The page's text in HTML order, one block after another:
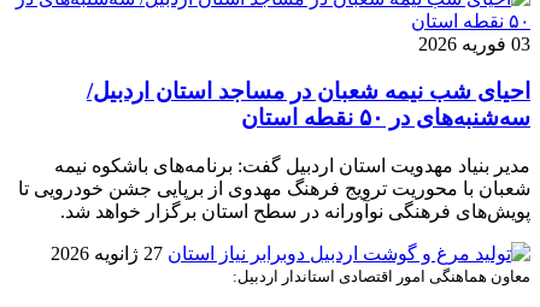
03 فوریه 2026
احیای شب نیمه شعبان در مساجد استان اردبیل/
سه‌شنبه‌های در ۵۰ نقطه استان
مدیر بنیاد مهدویت استان اردبیل گفت: برنامه‌های باشکوه نیمه
شعبان با محوریت ترویج فرهنگ مهدوی از برپایی جشن خودرویی تا
پویش‌های فرهنگی نوآورانه در سطح استان برگزار خواهد شد.
27 ژانویه 2026
معاون هماهنگی امور اقتصادی استاندار اردبیل: